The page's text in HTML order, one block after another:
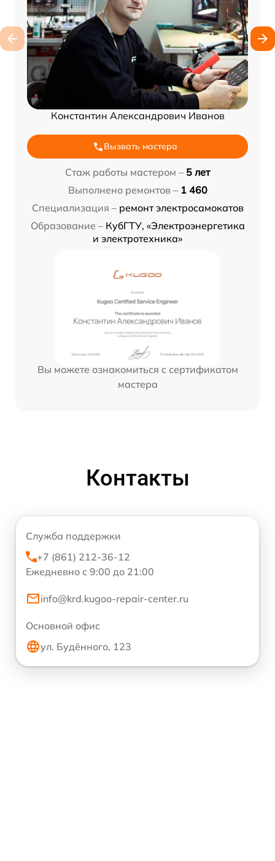
Константин Александрович Иванов
Вызвать мастера
Стаж работы мастером – 5 лет
Выполнено ремонтов – 1 460
Специализация – ремонт электросамокатов
Образование – КубГТУ, «Электроэнергетика
и электротехника»
Вы можете ознакомиться с сертификатом
мастера
Контакты
Служба поддержки
+7 (861) 212-36-12
Ежедневно с 9:00 до 21:00
info@krd.kugoo-repair-center.ru
Основной офис
ул. Будённого, 123